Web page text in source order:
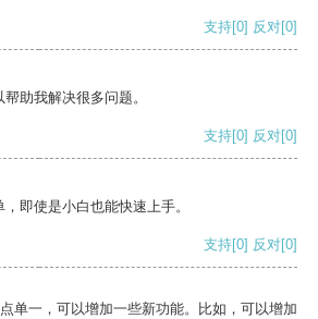
支持[0] 反对[0]
助我解决很多问题。
支持[0] 反对[0]
即使是小白也能快速上手。
支持[0] 反对[0]
单一，可以增加一些新功能。比如，可以增加